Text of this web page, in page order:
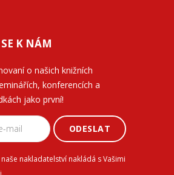
K NÁM
o našich knižních
konferencích a
jako první!
ODESLAT
nakladatelství nakládá s Vašimi